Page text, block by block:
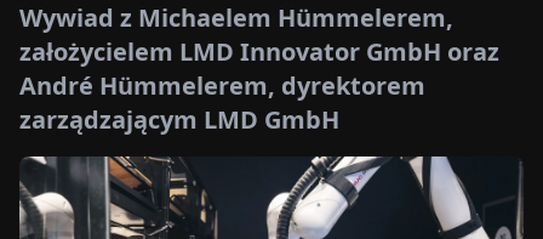
PAPER
Wywiad z Michaelem Hümmelerem,
założycielem LMD Innovator GmbH oraz
André Hümmelerem, dyrektorem
zarządzającym LMD GmbH